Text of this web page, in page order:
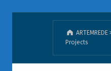
ARTEMREDE
Projects